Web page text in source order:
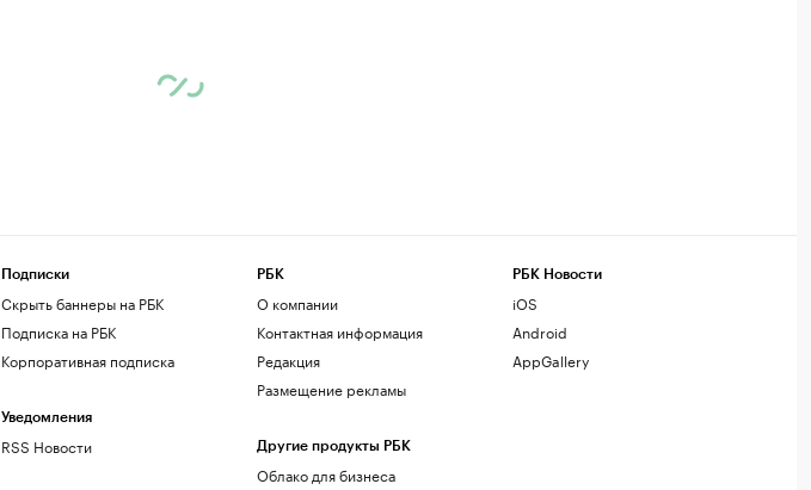
Подписки
Скрыть баннеры на РБК
Подписка на РБК
Корпоративная подписка
Уведомления
RSS Новости
РБК
О компании
Контактная информация
Редакция
Размещение рекламы
Другие продукты РБК
Облако для бизнеса
РБК Новости
iOS
Android
AppGallery